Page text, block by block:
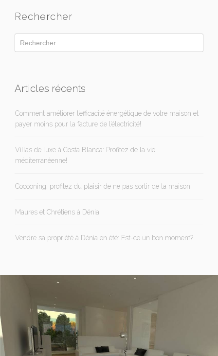
Rechercher
Articles récents
Comment améliorer l’efficacité énergétique de votre maison et
payer moins pour la facture de l’électricité!
Villas de luxe à Costa Blanca: Profitez de la vie
méditerranéenne!
Cocooning, profitez du plaisir de ne pas sortir de la maison
Maures et Chrétiens à Dénia
Vendre sa propriété à Dénia en été: Est-ce un bon moment?